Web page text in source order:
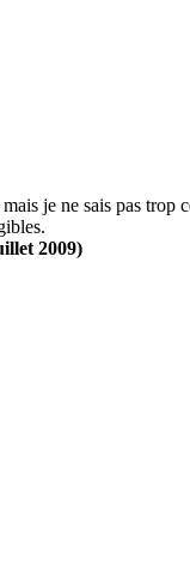
je ne sais pas
2009)